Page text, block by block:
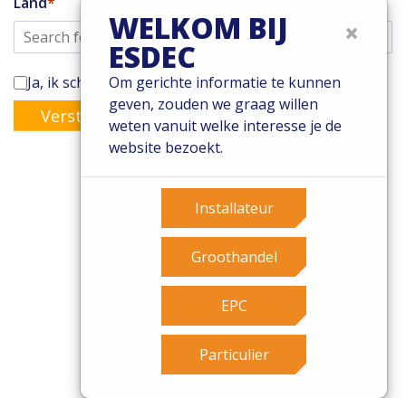
Ja, ik schrijf mij in voor de Enstall-nieuwsbrief
Versturen
© 2026 Esdec. Alle rechten voorbehouden
Algemene voorwaarden
Garantievoorwaarden
Governance
Cookies
Privacy policy
×
WELKOM BIJ
ESDEC
Om gerichte informatie te kunnen
geven, zouden we graag willen
weten vanuit welke interesse je de
website bezoekt.
Installateur
Groothandel
EPC
Particulier